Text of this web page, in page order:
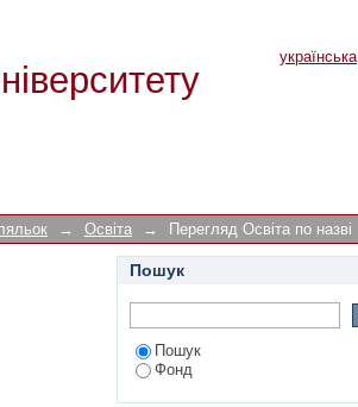
українська
→ Освіта → Перегляд Освіта по назві
Пошук
Пошук
Фонд